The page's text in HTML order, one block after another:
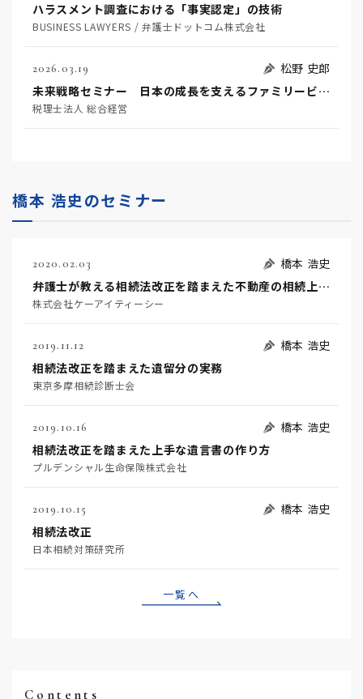
ハラスメント調査における「事実認定」の技術
BUSINESS LAWYERS / 弁護士ドットコム株式会社
2026.03.19
松野 史郎
未来戦略セミナー 日本の成長を支えるファミリービジネス
税理士法人 総合経営
橋本 浩史のセミナー
2020.02.03
橋本 浩史
弁護士が教える相続法改正を踏まえた不動産の相続上の問題点・留意点
株式会社ケーアイティーシー
2019.11.12
橋本 浩史
相続法改正を踏まえた遺留分の実務
東京多摩相続診断士会
2019.10.16
橋本 浩史
相続法改正を踏まえた上手な遺言書の作り方
プルデンシャル生命保険株式会社
2019.10.15
橋本 浩史
相続法改正
日本相続対策研究所
一覧へ
Contents